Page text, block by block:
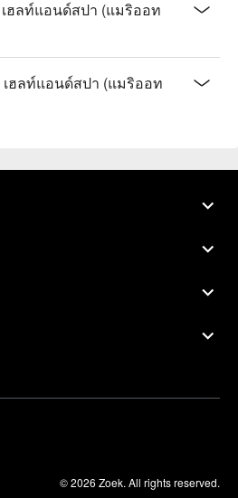
ฮลท์แอนด์สปา (แมริออท
ฮลท์แอนด์สปา (แมริออท
© 2026 Zoek. All rights reserved.